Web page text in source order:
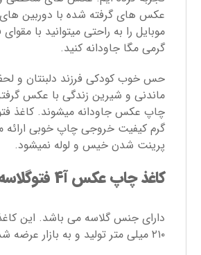
عکس های گرفته شده با دوربین
گرمی مگا جاودانه کنید.
حس خوب کودکی فرزند دلبنتان و
ماندنی و شیرین زندگی با عکس
گرم کیفیت خروجی چاپ خوبی ارائه
پرینت شدن خیس و لوله نمیشود.
کاغذ چاپ عکس آ۴ فتوگلاسه ۲۰۰گرم مگا
۲۱۰ میلی متر تولید و به بازار عرضه شده است.